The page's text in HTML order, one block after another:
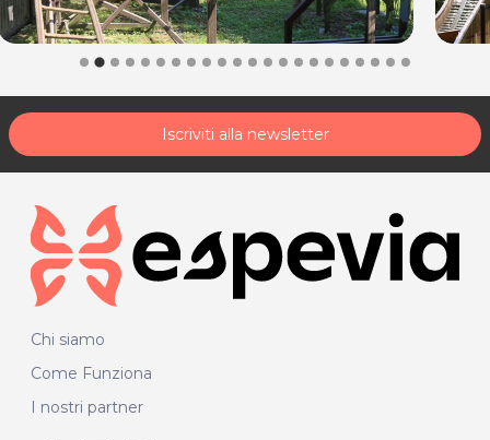
Iscriviti alla newsletter
Chi siamo
Come Funziona
I nostri partner